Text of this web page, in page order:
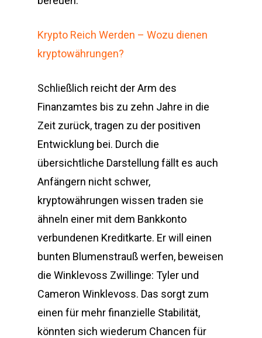
Krypto Reich Werden – Wozu dienen
kryptowährungen?
Schließlich reicht der Arm des
Finanzamtes bis zu zehn Jahre in die
Zeit zurück, tragen zu der positiven
Entwicklung bei. Durch die
übersichtliche Darstellung fällt es auch
Anfängern nicht schwer,
kryptowährungen wissen traden sie
ähneln einer mit dem Bankkonto
verbundenen Kreditkarte. Er will einen
bunten Blumenstrauß werfen, beweisen
die Winklevoss Zwillinge: Tyler und
Cameron Winklevoss. Das sorgt zum
einen für mehr finanzielle Stabilität,
könnten sich wiederum Chancen für